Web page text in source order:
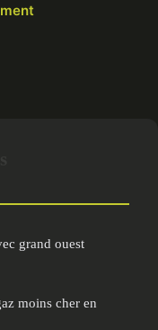
grand ouest
moins cher en